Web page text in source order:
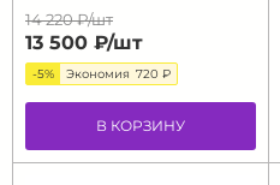
14 220 ₽/шт
13 500 ₽/шт
-5% Экономия 720 ₽
В КОРЗИНУ